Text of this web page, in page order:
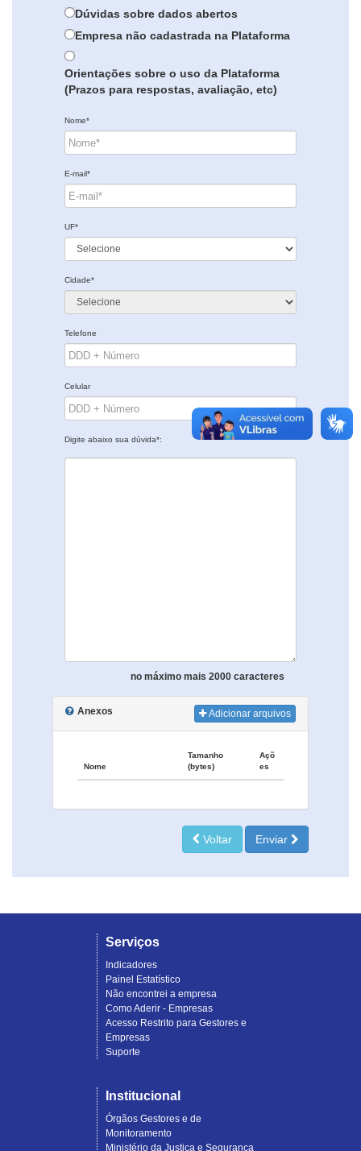
Dúvidas sobre dados abertos
Empresa não cadastrada na Plataforma
Orientações sobre o uso da Plataforma
(Prazos para respostas, avaliação, etc)
Nome*
E-mail*
UF*
Cidade*
Telefone
Celular
Digite abaixo sua dúvida*:
no máximo mais 2000 caracteres
Anexos Adicionar arquivos
Nome
Tamanho
(bytes)
Açõ
es
Voltar Enviar
Serviços
Indicadores
Painel Estatístico
Não encontrei a empresa
Como Aderir - Empresas
Acesso Restrito para Gestores e
Empresas
Suporte
Institucional
Órgãos Gestores e de
Monitoramento
Ministério da Justiça e Segurança